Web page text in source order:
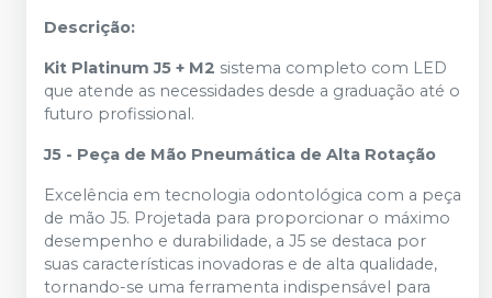
Descrição:
Kit Platinum J5 + M2 sistema completo com LED
que atende as necessidades desde a graduação até o
futuro profissional.
J5 - Peça de Mão Pneumática de Alta Rotação
Excelência em tecnologia odontológica com a peça
de mão J5. Projetada para proporcionar o máximo
desempenho e durabilidade, a J5 se destaca por
suas características inovadoras e de alta qualidade,
tornando-se uma ferramenta indispensável para